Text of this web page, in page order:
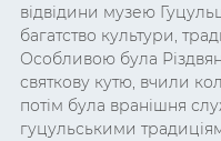
відвідини музею
багатство культури,
Особливою була
святкову кутю, вчили
потім була вранішня
гуцульськими